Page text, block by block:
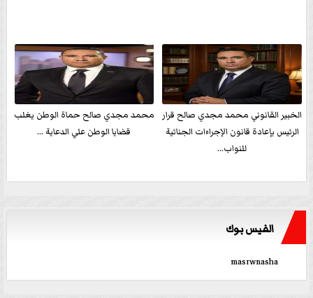
الخبير القانوني محمد مجدي صالح قرار
الرئيس بإعادة قانون الإجراءات الجنائية
للنواب...
محمد مجدي صالح حماة الوطن يغلب
قضايا الوطن علي الدعاية ...
الفيس بوك
masrwnasha